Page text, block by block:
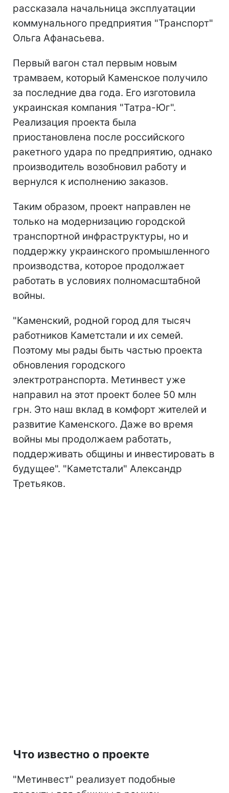
рассказала начальница эксплуатации
коммунального предприятия "Транспорт"
Ольга Афанасьева.
Первый вагон стал первым новым
трамваем, который Каменское получило
за последние два года. Его изготовила
украинская компания "Татра-Юг".
Реализация проекта была
приостановлена после российского
ракетного удара по предприятию, однако
производитель возобновил работу и
вернулся к исполнению заказов.
Таким образом, проект направлен не
только на модернизацию городской
транспортной инфраструктуры, но и
поддержку украинского промышленного
производства, которое продолжает
работать в условиях полномасштабной
войны.
"Каменский, родной город для тысяч
работников Каметстали и их семей.
Поэтому мы рады быть частью проекта
обновления городского
электротранспорта. Метинвест уже
направил на этот проект более 50 млн
грн. Это наш вклад в комфорт жителей и
развитие Каменского. Даже во время
войны мы продолжаем работать,
поддерживать общины и инвестировать в
будущее". "Каметстали" Александр
Третьяков.
Что известно о проекте
"Метинвест" реализует подобные